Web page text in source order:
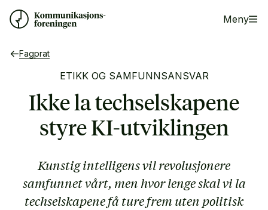
Meny
Fagprat
ETIKK OG SAMFUNNSANSVAR
Ikke la techselskapene
styre KI-utviklingen
Kunstig intelligens vil revolusjonere
samfunnet vårt, men hvor lenge skal vi la
techselskapene få ture frem uten politisk